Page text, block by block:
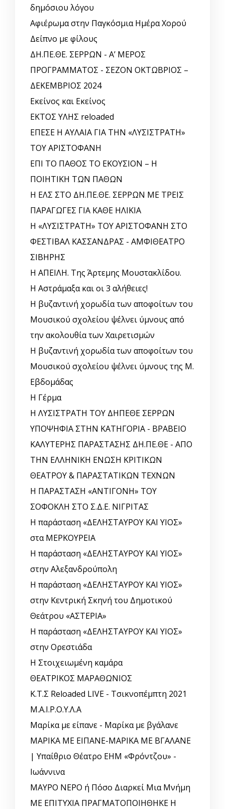
δημόσιου λόγου
Αφιέρωμα στην Παγκόσμια Ημέρα Χορού
Δείπνο με φίλους
ΔΗ.ΠΕ.ΘΕ. ΣΕΡΡΩΝ - Α’ ΜΕΡΟΣ
ΠΡΟΓΡΑΜΜΑΤΟΣ - ΣΕΖΟΝ ΟΚΤΩΒΡΙΟΣ –
ΔΕΚΕΜΒΡΙΟΣ 2024
Εκείνος και Εκείνος
ΕΚΤΟΣ ΥΛΗΣ reloaded
ΕΠΕΣΕ Η ΑΥΛΑΙΑ ΓΙΑ ΤΗΝ «ΛΥΣΙΣΤΡΑΤΗ»
ΤΟΥ ΑΡΙΣΤΟΦΑΝΗ
ΕΠΙ ΤΟ ΠΑΘΟΣ ΤΟ ΕΚΟΥΣΙΟΝ – Η
ΠΟΙΗΤΙΚΗ ΤΩΝ ΠΑΘΩΝ
Η ΕΛΣ ΣΤΟ ΔΗ.ΠΕ.ΘΕ. ΣΕΡΡΩΝ ΜΕ ΤΡΕΙΣ
ΠΑΡΑΓΩΓΕΣ ΓΙΑ ΚΑΘΕ ΗΛΙΚΙΑ
Η «ΛΥΣΙΣΤΡΑΤΗ» ΤΟΥ ΑΡΙΣΤΟΦΑΝΗ ΣΤΟ
ΦΕΣΤΙΒΑΛ ΚΑΣΣΑΝΔΡΑΣ - ΑΜΦΙΘΕΑΤΡΟ
ΣΙΒΗΡΗΣ
Η ΑΠΕΙΛΗ. Της Άρτεμης Μουστακλίδου.
Η Αστράμαξα και οι 3 αλήθειες!
Η βυζαντινή χορωδία των αποφοίτων του
Μουσικού σχολείου ψέλνει ύμνους από
την ακολουθία των Χαιρετισμών
Η βυζαντινή χορωδία των αποφοίτων του
Μουσικού σχολείου ψέλνει ύμνους της Μ.
Εβδομάδας
Η Γέρμα
Η ΛΥΣΙΣΤΡΑΤΗ ΤΟΥ ΔΗΠΕΘΕ ΣΕΡΡΩΝ
ΥΠΟΨΗΦΙΑ ΣΤΗΝ ΚΑΤΗΓΟΡΙΑ - ΒΡΑΒΕΙΟ
ΚΑΛΥΤΕΡΗΣ ΠΑΡΑΣΤΑΣΗΣ ΔΗ.ΠΕ.ΘΕ - ΑΠΟ
ΤΗΝ ΕΛΛΗΝΙΚΗ ΕΝΩΣΗ ΚΡΙΤΙΚΩΝ
ΘΕΑΤΡΟΥ & ΠΑΡΑΣΤΑΤΙΚΩΝ ΤΕΧΝΩΝ
Η ΠΑΡΑΣΤΑΣΗ «ΑΝΤΙΓΟΝΗ» ΤΟΥ
ΣΟΦΟΚΛΗ ΣΤΟ Σ.Δ.Ε. ΝΙΓΡΙΤΑΣ
Η παράσταση «ΔΕΛΗΣΤΑΥΡΟΥ ΚΑΙ ΥΙΟΣ»
στα ΜΕΡΚΟΥΡΕΙΑ
Η παράσταση «ΔΕΛΗΣΤΑΥΡΟΥ ΚΑΙ ΥΙΟΣ»
στην Αλεξανδρούπολη
Η παράσταση «ΔΕΛΗΣΤΑΥΡΟΥ ΚΑΙ ΥΙΟΣ»
στην Κεντρική Σκηνή του Δημοτικού
Θεάτρου «ΑΣΤΕΡΙΑ»
Η παράσταση «ΔΕΛΗΣΤΑΥΡΟΥ ΚΑΙ ΥΙΟΣ»
στην Ορεστιάδα
Η Στοιχειωμένη καμάρα
ΘΕΑΤΡΙΚΟΣ ΜΑΡΑΘΩΝΙΟΣ
Κ.Τ.Σ Reloaded LIVE - Τσικνοπέμπτη 2021
Μ.Α.Ι.Ρ.Ο.Υ.Λ.Α
Μαρίκα με είπανε - Μαρίκα με βγάλανε
ΜΑΡΙΚΑ ΜΕ ΕΙΠΑΝΕ-ΜΑΡΙΚΑ ΜΕ ΒΓΑΛΑΝΕ
| Υπαίθριο Θέατρο ΕΗΜ «Φρόντζου» -
Ιωάννινα
ΜΑΥΡΟ ΝΕΡΟ ή Πόσο Διαρκεί Μια Μνήμη
ΜΕ ΕΠΙΤΥΧΙΑ ΠΡΑΓΜΑΤΟΠΟΙΗΘΗΚΕ Η